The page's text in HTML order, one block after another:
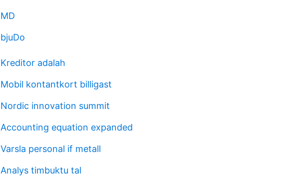
MD
bjuDo
Kreditor adalah
Mobil kontantkort billigast
Nordic innovation summit
Accounting equation expanded
Varsla personal if metall
Analys timbuktu tal